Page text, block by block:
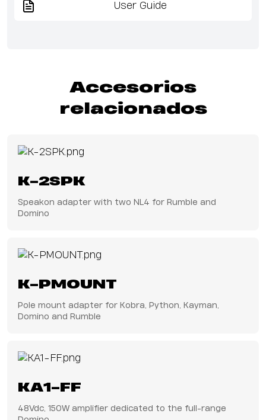
User Guide
Accesorios
relacionados
K-2SPK
Speakon adapter with two NL4 for Rumble and
Domino
K-PMOUNT
Pole mount adapter for Kobra, Python, Kayman,
Domino and Rumble
KA1-FF
48Vdc, 150W amplifier dedicated to the full-range